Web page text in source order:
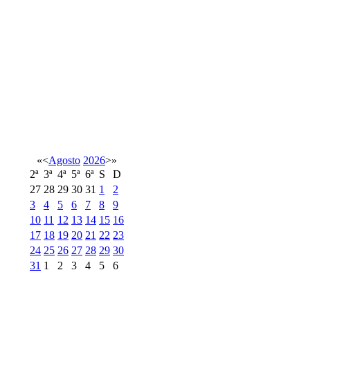
«<Agosto 2026>»
2ª 3ª 4ª 5ª 6ª S
D
27 28 29 30 31 1
2
3
4 5 6 7 8
9
10 11 12 13 14 15 16
17 18 19 20 21 22 23
24 25 26 27 28 29 30
31 1 2 3 4 5 6